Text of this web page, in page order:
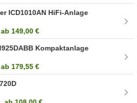
ICD1010AN HiFi-Anlage
ab 149,00 €
Kompaktanlage
ab 179,55 €